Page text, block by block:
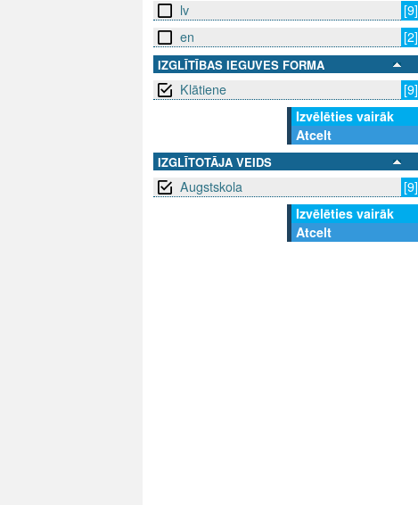
lv
[9]
en
[2]
IZGLĪTĪBAS IEGUVES FORMA
Klātiene
[9]
Izvēlēties vairāk
Atcelt
IZGLĪTOTĀJA VEIDS
Augstskola
[9]
Izvēlēties vairāk
Atcelt